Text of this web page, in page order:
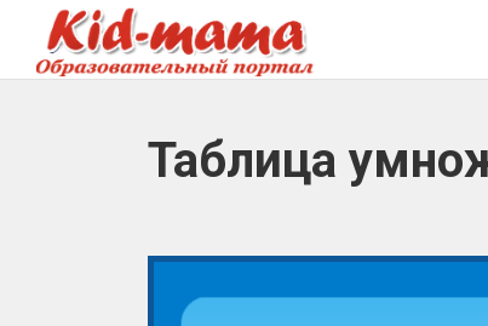
Таблица